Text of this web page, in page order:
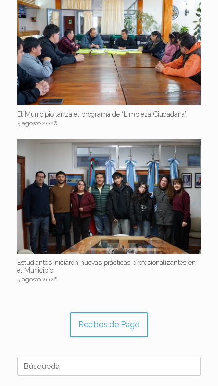
El Municipio lanza el programa de “Limpieza Ciudadana”
5 agosto 2026
Estudiantes iniciaron nuevas prácticas profesionalizantes en
el Municipio
5 agosto 2026
Recibos de Pago
Buscar: